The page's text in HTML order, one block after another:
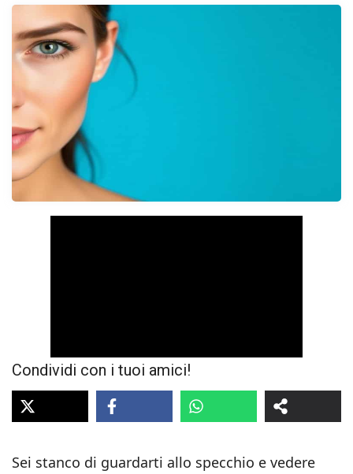
Condividi con i tuoi amici!
Sei stanco di guardarti allo specchio e vedere